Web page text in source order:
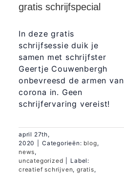
gratis schrijfspecial
In deze gratis
schrijfsessie duik je
samen met schrijfster
Geertje Couwenbergh
onbevreesd de armen van
corona in. Geen
schrijfervaring vereist!
april 27th,
2020
Categorieën: blog,
news,
uncategorized
Label:
creatief schrijven,gratis,